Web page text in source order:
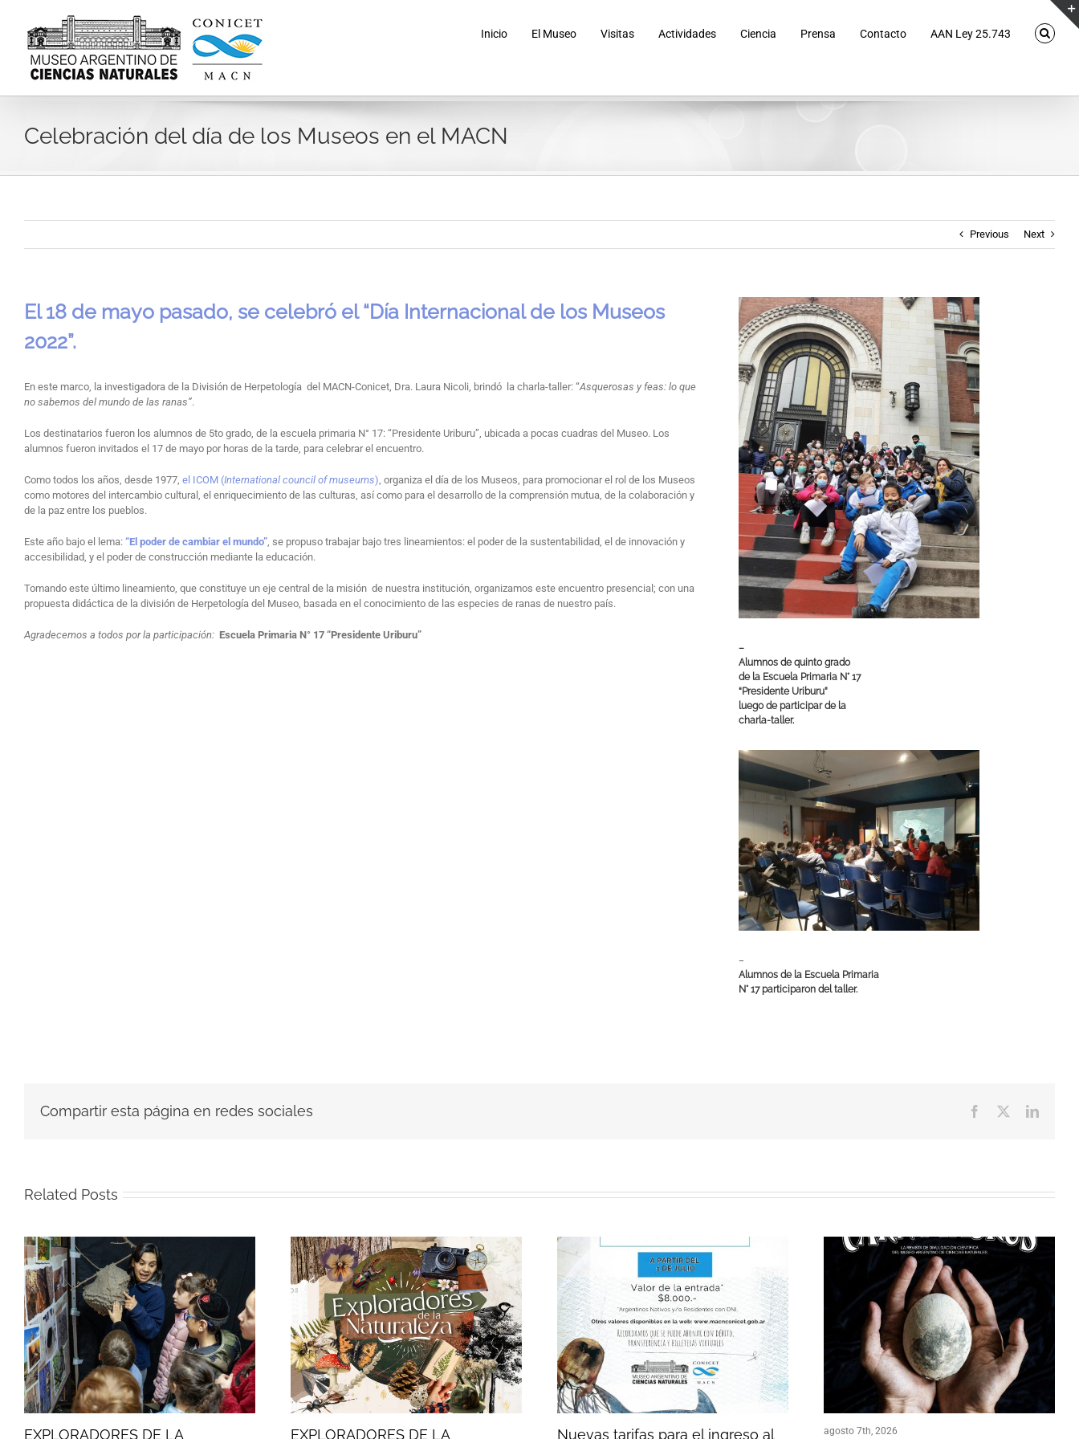
content
Inicio El Museo Visitas Actividades Ciencia Prensa Contacto AAN Ley 25.743
Celebración del día de los Museos en el MACN
Previous Next
El 18 de mayo pasado, se celebró el “Día Internacional de los Museos
2022”.
En este marco, la investigadora de la División de Herpetología del MACN-Conicet, Dra. Laura Nicoli, brindó la charla-taller: “Asquerosas y feas: lo que
no sabemos del mundo de las ranas”.
Los destinatarios fueron los alumnos de 5to grado, de la escuela primaria N° 17: “Presidente Uriburu”, ubicada a pocas cuadras del Museo. Los
alumnos fueron invitados el 17 de mayo por horas de la tarde, para celebrar el encuentro.
Como todos los años, desde 1977, el ICOM (International council of museums) , organiza el día de los Museos, para promocionar el rol de los Museos
como motores del intercambio cultural, el enriquecimiento de las culturas, así como para el desarrollo de la comprensión mutua, de la colaboración y
de la paz entre los pueblos.
Este año bajo el lema: “El poder de cambiar el mundo”, se propuso trabajar bajo tres lineamientos: el poder de la sustentabilidad, el de innovación y
accesibilidad, y el poder de construcción mediante la educación.
Tomando este último lineamiento, que constituye un eje central de la misión de nuestra institución, organizamos este encuentro presencial; con una
propuesta didáctica de la división de Herpetología del Museo, basada en el conocimiento de las especies de ranas de nuestro país.
Agradecemos a todos por la participación: Escuela Primaria N° 17 “Presidente Uriburu”
–
Alumnos de quinto grado
de la Escuela Primaria N° 17
“Presidente Uriburu”
luego de participar de la
charla-taller.
–
Alumnos de la Escuela Primaria
N° 17 participaron del taller.
Compartir esta página en redes sociales Facebook
Related Posts
EXPLORADORES DE LA EXPLORADORES DE LA Nuevas tarifas para el ingreso al agosto 7th, 2026